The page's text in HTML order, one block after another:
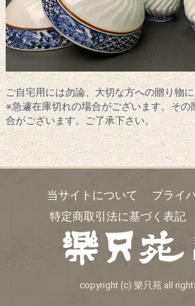
ご自宅用には勿論、大切な方への贈り物
※急遽在庫切れの場合がございます。そ
合がございます。ご了承下さい。
当サイトについて
プライ
特定商取引法に基づく表記
copyright (c) 樂只苑 all